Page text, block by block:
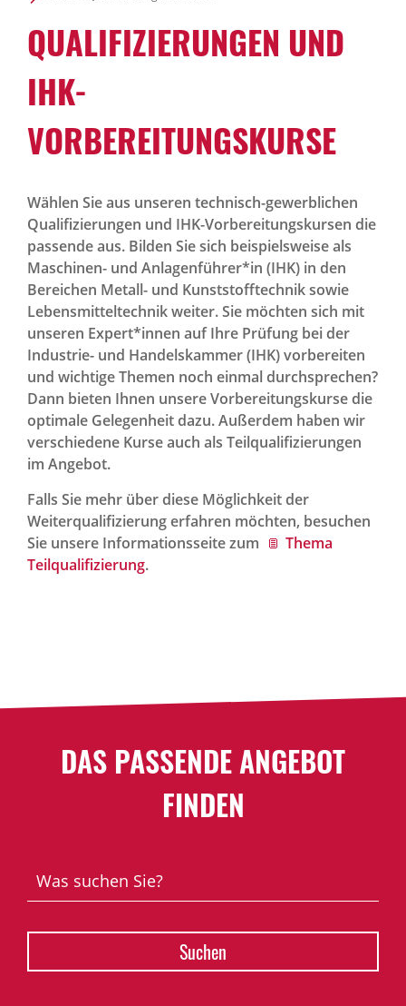
QUALIFIZIERUNGEN UND
IHK-
VORBEREITUNGSKURSE
Wählen Sie aus unseren technisch-gewerblichen
Qualifizierungen und IHK-Vorbereitungskursen die
passende aus. Bilden Sie sich beispielsweise als
Maschinen- und Anlagenführer*in (IHK) in den
Bereichen Metall- und Kunststofftechnik sowie
Lebensmitteltechnik weiter. Sie möchten sich mit
unseren Expert*innen auf Ihre Prüfung bei der
Industrie- und Handelskammer (IHK) vorbereiten
und wichtige Themen noch einmal durchsprechen?
Dann bieten Ihnen unsere Vorbereitungskurse die
optimale Gelegenheit dazu. Außerdem haben wir
verschiedene Kurse auch als Teilqualifizierungen
im Angebot.
Falls Sie mehr über diese Möglichkeit der
Weiterqualifizierung erfahren möchten, besuchen
Sie unsere Informationsseite zum
Thema
Teilqualifizierung.
DAS PASSENDE ANGEBOT
FINDEN